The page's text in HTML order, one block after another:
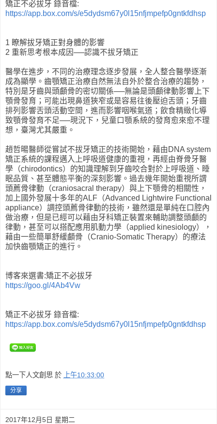
矯正不必拔牙 錄音檔:
https://app.box.com/s/e5dydsm67y0l15nfjmpefp0gntkfdhsp
1 瞭解拔牙矯正對身體的影響
2 重新思考根本成因──認識不拔牙矯正
醫學在進步，不同的治療理念逐步發展，全人整合醫學逐漸
成為顯學。齒顎矯正治療自然無法自外於整合治療的趨勢，
特別是牙齒與頭顱骨的密切關係──無論是頭顱律動影響上下
顎骨發育；可能出現鼻道狹窄或是容易往後壓迫舌頭；牙齒
排列影響舌頭活動空間，進而影響咽喉氣道；飲食精緻化導
致顎骨發育不足──現況下，兒童口顎系統的發育愈來愈不理
想，臺灣尤其嚴重。
趙哲暘醫師從嘗試不拔牙矯正的技術開始，藉由DNA system
矯正系統的課程邁入上呼吸道健康的重視，再經由脊骨牙醫
學（chirodontics）的知識理解到牙齒咬合對於上呼吸道、睡
眠品質、甚至體態平衡的深刻影響。過去幾年開始重視所謂
頭薦骨律動（craniosacral therapy）與上下顎骨的相關性，
加上國外發展十多年的ALF（Advanced Lightwire Functional
appliance）調控頭薦骨律動的技術，雖然還是單純在口腔內
做治療，但是已經可以藉由牙科矯正裝置來輔助調整頭顱的
律動，甚至可以搭配應用肌動力學（applied kinesiology），
藉由一些簡單舒緩顱骨（Cranio-Somatic Therapy）的療法
加快齒顎矯正的進行。
博客來選書:矯正不必拔牙
https://goo.gl/4Ab4Vw
矯正不必拔牙 錄音檔:
https://app.box.com/s/e5dydsm67y0l15nfjmpefp0gntkfdhsp
點一下人文創思 於 上午10:33:00
分享
2017年12月5日 星期二